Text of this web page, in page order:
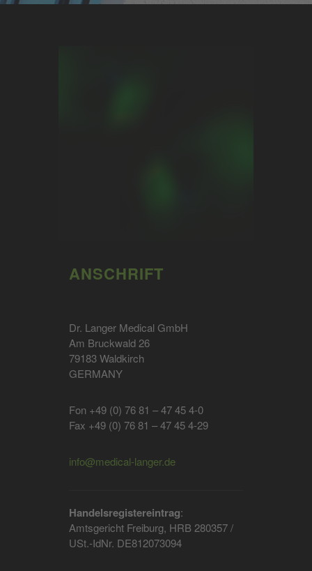
ANSCHRIFT
Dr. Langer Medical GmbH
Am Bruckwald 26
79183 Waldkirch
GERMANY
Fon +49 (0) 76 81 – 47 45 4-0
Fax +49 (0) 76 81 – 47 45 4-29
info@medical-langer.de
Handelsregistereintrag:
Amtsgericht Freiburg, HRB 280357 /
USt.-IdNr. DE812073094